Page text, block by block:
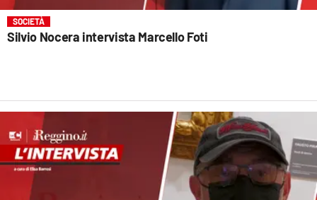
SOCIETÀ
Silvio Nocera intervista Marcello Foti